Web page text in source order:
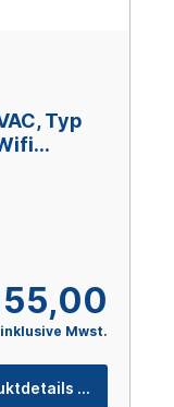
Typ
inklusive Mwst.
Produktdetails